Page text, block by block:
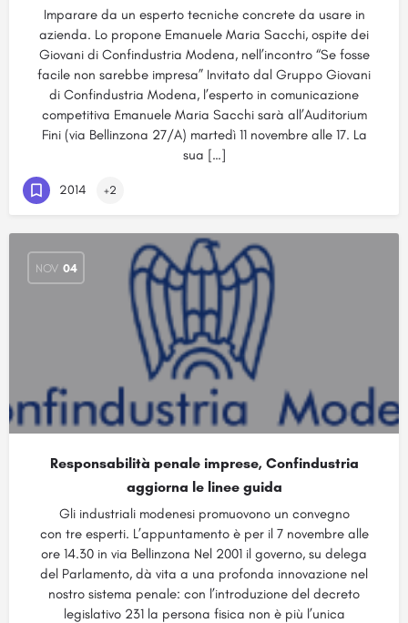
Imparare da un esperto tecniche concrete da usare in
azienda. Lo propone Emanuele Maria Sacchi, ospite dei
Giovani di Confindustria Modena, nell’incontro “Se fosse
facile non sarebbe impresa” Invitato dal Gruppo Giovani
di Confindustria Modena, l’esperto in comunicazione
competitiva Emanuele Maria Sacchi sarà all’Auditorium
Fini (via Bellinzona 27/A) martedì 11 novembre alle 17. La
sua […]
2014 +2
NOV 04
Responsabilità penale imprese, Confindustria
aggiorna le linee guida
Gli industriali modenesi promuovono un convegno
con tre esperti. L’appuntamento è per il 7 novembre alle
ore 14.30 in via Bellinzona Nel 2001 il governo, su delega
del Parlamento, dà vita a una profonda innovazione nel
nostro sistema penale: con l’introduzione del decreto
legislativo 231 la persona fisica non è più l’unica